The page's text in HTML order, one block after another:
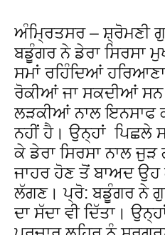
ਅੰਮ੍ਰਿਤਸਰ – ਸ਼੍ਰੋਮਣੀ
ਬਡੂੰਗਰ ਨੇ ਡੇਰਾ ਸਿਰਸਾ
ਸਮਾਂ ਰਹਿੰਦਿਆਂ
ਰੋਕੀਆਂ ਜਾ ਸਕਦੀਆਂ
ਲੜਕੀਆਂ ਨਾਲ ਇਨਸਾਫ
ਨਹੀਂ ਹੈ। ਉਨ੍ਹਾਂ ਪਿਛਲੇ
ਕੇ ਡੇਰਾ ਸਿਰਸਾ ਨਾਲ ਜੁੜ
ਜਾਹਰ ਹੋਣ ਤੋਂ ਬਾਅਦ
ਲੱਗਣ। ਪ੍ਰੋ: ਬਡੂੰਗਰ ਨੇ
ਦਾ ਸੱਦਾ ਵੀ ਦਿੱਤਾ।